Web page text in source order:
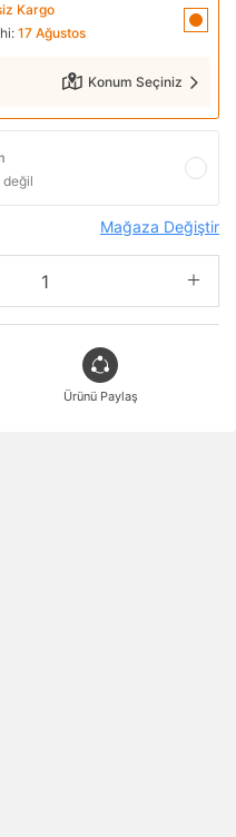
Kargo
17 Ağustos
Konum Seçiniz
değil
Mağaza Değiştir
Ürünü Paylaş